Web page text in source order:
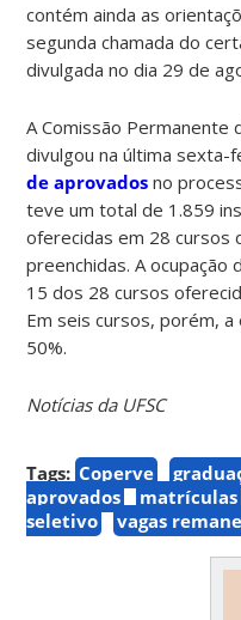
contém ainda as
segunda chamada do
divulgada no dia 29 de
A Comissão Permanente
divulgou na última sexta-
de aprovados no
teve um total de 1.859
oferecidas em 28 cursos
preenchidas. A ocupação
15 dos 28 cursos
Em seis cursos, porém,
50%.
Notícias da UFSC
Tags: Coperve
aprovados
matrículas
seletivo
vagas